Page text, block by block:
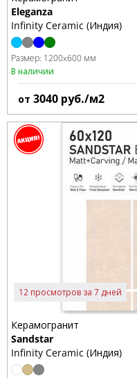
Eleganza
Infinity Ceramic (Индия)
Размер: 1200x600 мм
В наличии
от 3040 руб./м2
12 просмотров за 7 дней
Керамогранит
Sandstar
Infinity Ceramic (Индия)